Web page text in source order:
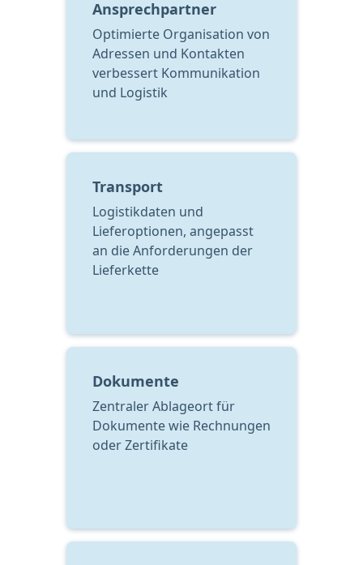
Ansprechpartner
Optimierte Organisation von
Adressen und Kontakten
verbessert Kommunikation
und Logistik
Transport
Logistikdaten und
Lieferoptionen, angepasst
an die Anforderungen der
Lieferkette
Dokumente
Zentraler Ablageort für
Dokumente wie Rechnungen
oder Zertifikate